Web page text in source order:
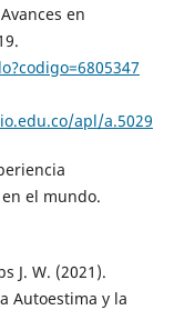
en
apl/a.5029
el mundo.
J. W. (2021).
Autoestima y la